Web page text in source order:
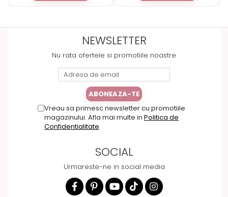
NEWSLETTER
Nu rata ofertele si promotiile noastre
Vreau sa primesc newsletter cu promotiile
magazinului. Afla mai multe in Politica de
Confidentialitate
SOCIAL
Urmareste-ne in social media